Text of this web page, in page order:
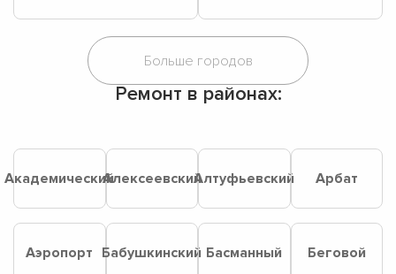
Ремонт в районах:
АкадемическийАлексеевскийАлтуфьевский Арбат
Аэропорт Бабушкинский Басманный Беговой